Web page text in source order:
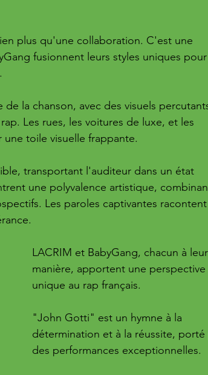
plus qu'une collaboration. C'est une
fusionnent leurs styles uniques
la chanson, avec des visuels
Les rues, les voitures de luxe, et les
toile visuelle frappante.
transportant l'auditeur dans un état
une polyvalence artistique,
Les paroles captivantes
LACRIM et BabyGang, chacun à leur
manière, apportent une perspective
unique au rap français.
"John Gotti" est un hymne à la
détermination et à la réussite, porté
des performances exceptionnelles.